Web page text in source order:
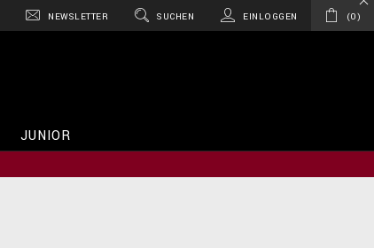
NEWSLETTER SUCHEN EINLOGGEN 0
JUNIOR